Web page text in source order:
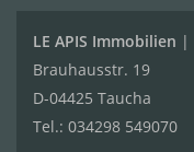
LE APIS Immobilien |
Brauhausstr. 19
D-04425 Taucha
Tel.: 034298 549070